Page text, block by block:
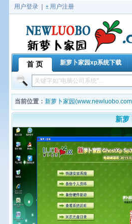
用户登录 用户注册
首 页 新萝卜家园xp系统下载
当前位置： 新萝卜家园
新萝